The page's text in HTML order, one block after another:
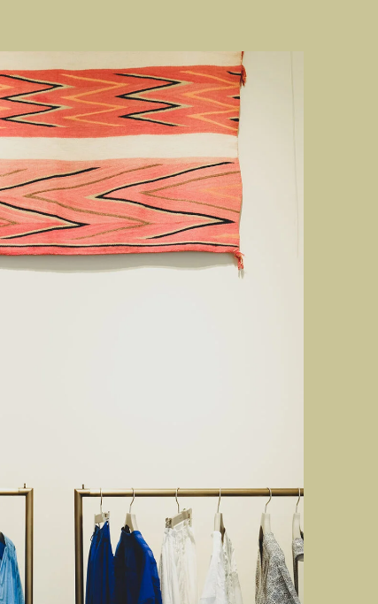
#selectshop
兵庫県神戸市浪花町59 神戸朝日ビルディング2F
078-945-7095
https://about078.com